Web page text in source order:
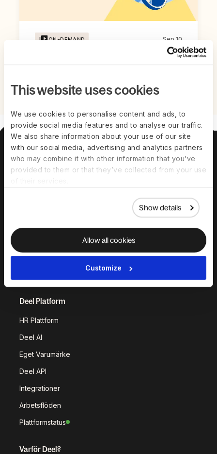
This website uses cookies
We use cookies to personalise content and ads, to
provide social media features and to analyse our traffic.
We also share information about your use of our site
with our social media, advertising and analytics partners
who may combine it with other information that you’ve
provided to them or that they’ve collected from your use
Show details
Allow all cookies
Customize
ON-DEMAND Sep 10
Om ossLedningsgruppKarriärerPrissättning
Lösningar
Deel HR
Deel Mobility
Deel Embedded Deel Services
Deel Platform
HR Plattform
Deel AI
Eget Varumärke
Deel API
Integrationer
Arbetsflöden
Plattformstatus
Varför Deel?